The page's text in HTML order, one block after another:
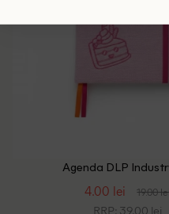
Agenda DLP
4.00 lei 19.00
RRP: 39.00 lei